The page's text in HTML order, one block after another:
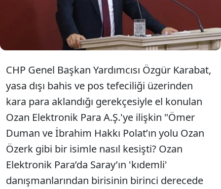
mu?" diye sordu.
CHP Genel Başkan Yardımcısı Özgür Karabat,
yasa dışı bahis ve pos tefeciliği üzerinden
kara para aklandığı gerekçesiyle el konulan
Ozan Elektronik Para A.Ş.'ye ilişkin "Ömer
Duman ve İbrahim Hakkı Polat’ın yolu Ozan
Özerk gibi bir isimle nasıl kesişti? Ozan
Elektronik Para’da Saray’ın 'kıdemli'
danışmanlarından birisinin birinci derecede